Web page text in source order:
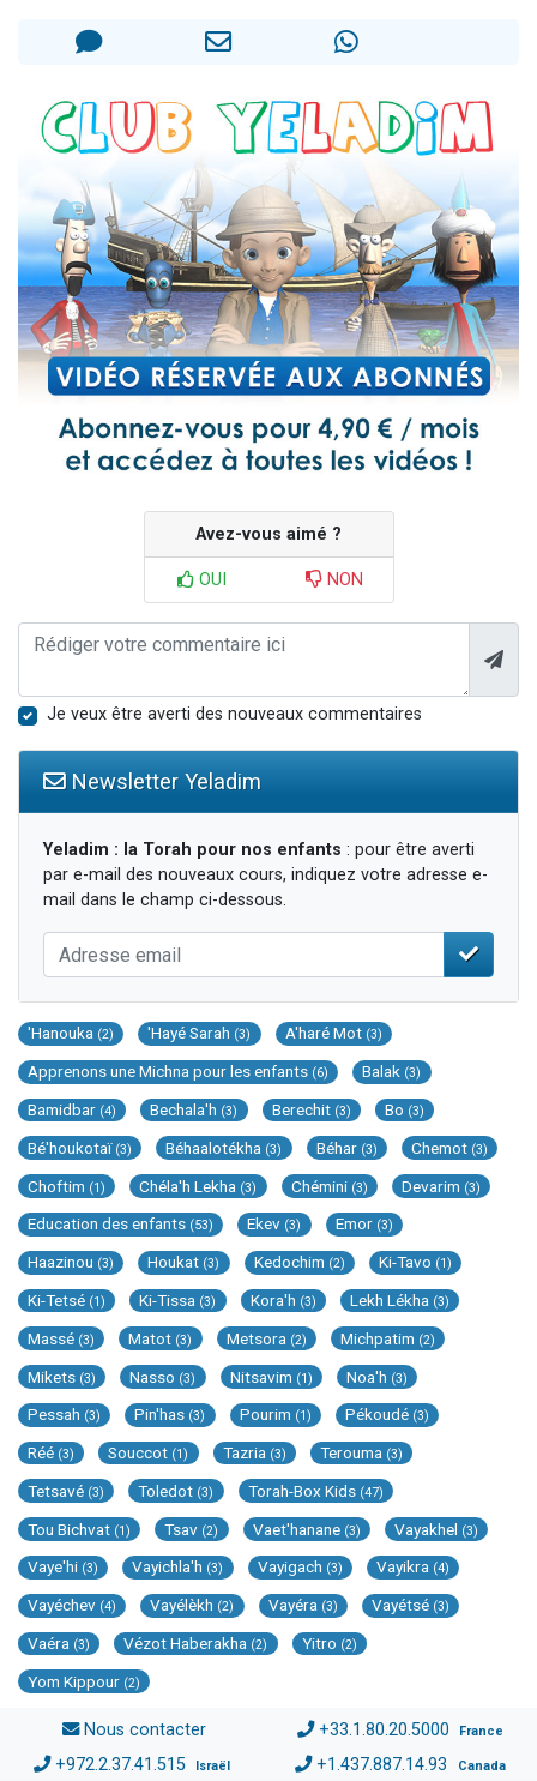
12 nouvelles musiques dans Torah-Box Music
Avez-vous aimé ?
OUI NON
Je veux être averti des nouveaux commentaires
Newsletter Yeladim
Yeladim : la Torah pour nos enfants : pour être averti
par e-mail des nouveaux cours, indiquez votre adresse e-
mail dans le champ ci-dessous.
'Hanouka (2) 'Hayé Sarah (3) A'haré Mot (3)
Apprenons une Michna pour les enfants (6) Balak (3)
Bamidbar (4) Bechala'h (3) Berechit (3) Bo (3)
Bé'houkotaï (3) Béhaalotékha (3) Béhar (3) Chemot (3)
Choftim (1) Chéla'h Lekha (3) Chémini (3) Devarim (3)
Education des enfants (53) Ekev (3) Emor (3)
Haazinou (3) Houkat (3) Kedochim (2) Ki-Tavo (1)
Ki-Tetsé (1) Ki-Tissa (3) Kora'h (3) Lekh Lékha (3)
Massé (3) Matot (3) Metsora (2) Michpatim (2)
Mikets (3) Nasso (3) Nitsavim (1) Noa'h (3)
Pessah (3) Pin'has (3) Pourim (1) Pékoudé (3)
Réé (3) Souccot (1) Tazria (3) Terouma (3)
Tetsavé (3) Toledot (3) Torah-Box Kids (47)
Tou Bichvat (1) Tsav (2) Vaet'hanane (3) Vayakhel (3)
Vaye'hi (3) Vayichla'h (3) Vayigach (3) Vayikra (4)
Vayéchev (4) Vayélèkh (2) Vayéra (3) Vayétsé (3)
Vaéra (3) Vézot Haberakha (2) Yitro (2)
Yom Kippour (2)
Nous contacter +33.1.80.20.5000 France
+972.2.37.41.515 Israël +1.437.887.14.93 Canada